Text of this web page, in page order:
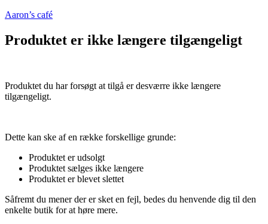
Aaron’s café
Produktet er ikke længere tilgængeligt
Produktet du har forsøgt at tilgå er desværre ikke længere
tilgængeligt.
Dette kan ske af en række forskellige grunde:
Produktet er udsolgt
Produktet sælges ikke længere
Produktet er blevet slettet
Såfremt du mener der er sket en fejl, bedes du henvende dig til den
enkelte butik for at høre mere.